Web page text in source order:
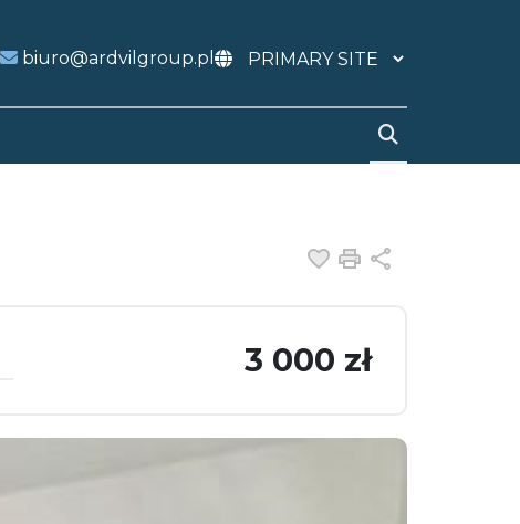
biuro@ardvilgroup.pl
Dodaj do
Drukuj
3 000 zł